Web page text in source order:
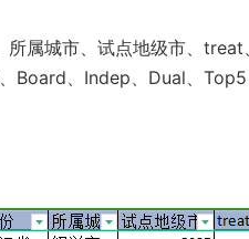
属城市、试点地级市、
Board、Indep、Dual、Top5